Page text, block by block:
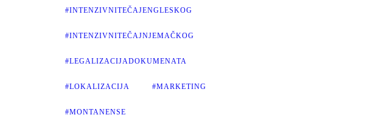
#INTENZIVNITEČAJENGLESKOG
#INTENZIVNITEČAJNJEMAČKOG
#LEGALIZACIJADOKUMENATA
#LOKALIZACIJA #MARKETING
#MONTANENSE